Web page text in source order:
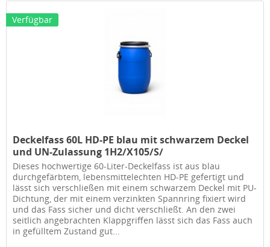
Verfügbar
Deckelfass 60L HD-PE blau mit schwarzem Deckel
und UN-Zulassung 1H2/X105/S/
Dieses hochwertige 60-Liter-Deckelfass ist aus blau
durchgefärbtem, lebensmittelechten HD-PE gefertigt und
lässt sich verschließen mit einem schwarzem Deckel mit PU-
Dichtung, der mit einem verzinkten Spannring fixiert wird
und das Fass sicher und dicht verschließt. An den zwei
seitlich angebrachten Klappgriffen lässt sich das Fass auch
in gefülltem Zustand gut...